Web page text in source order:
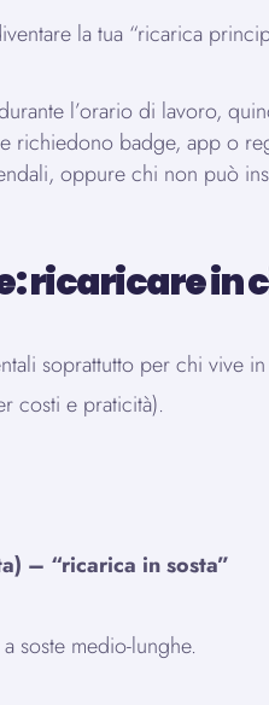
la tua “ricarica
l’orario di lavoro,
richiedono badge, app o
oppure chi non può
ricaricare in
soprattutto per chi vive
costi e praticità).
– “ricarica in sosta”
soste medio-lunghe.